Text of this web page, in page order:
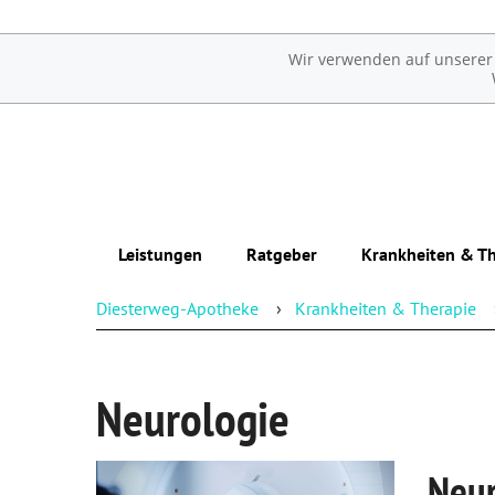
Wir verwenden auf
Leistungen
Übersicht
Reservierung
Beipackzettelsuche
Ratgeber Krankheiten &
Erkrankungen im Alter
Ästhetische Chirurgie
Augen
Diesterweg-Apotheke Krankheiten & Therapie
Neurologie